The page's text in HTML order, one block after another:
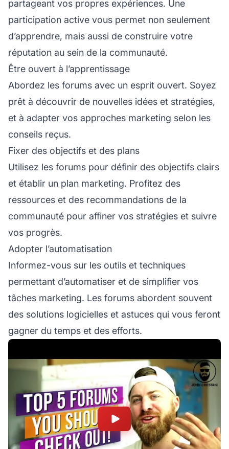
partageant vos propres expériences. Une
participation active vous permet non seulement
d’apprendre, mais aussi de construire votre
réputation au sein de la communauté.
Être ouvert à l’apprentissage
Abordez les forums avec un esprit ouvert. Soyez
prêt à découvrir de nouvelles idées et stratégies,
et à adapter vos approches marketing selon les
conseils reçus.
Fixer des objectifs et des plans
Utilisez les forums pour définir des objectifs clairs
et établir un plan marketing. Profitez des
ressources et des recommandations de la
communauté pour affiner vos stratégies et suivre
vos progrès.
Adopter l’automatisation
Informez-vous sur les outils et techniques
permettant d’automatiser et de simplifier vos
tâches marketing. Les forums abordent souvent
des solutions logicielles et astuces qui vous feront
gagner du temps et des efforts.